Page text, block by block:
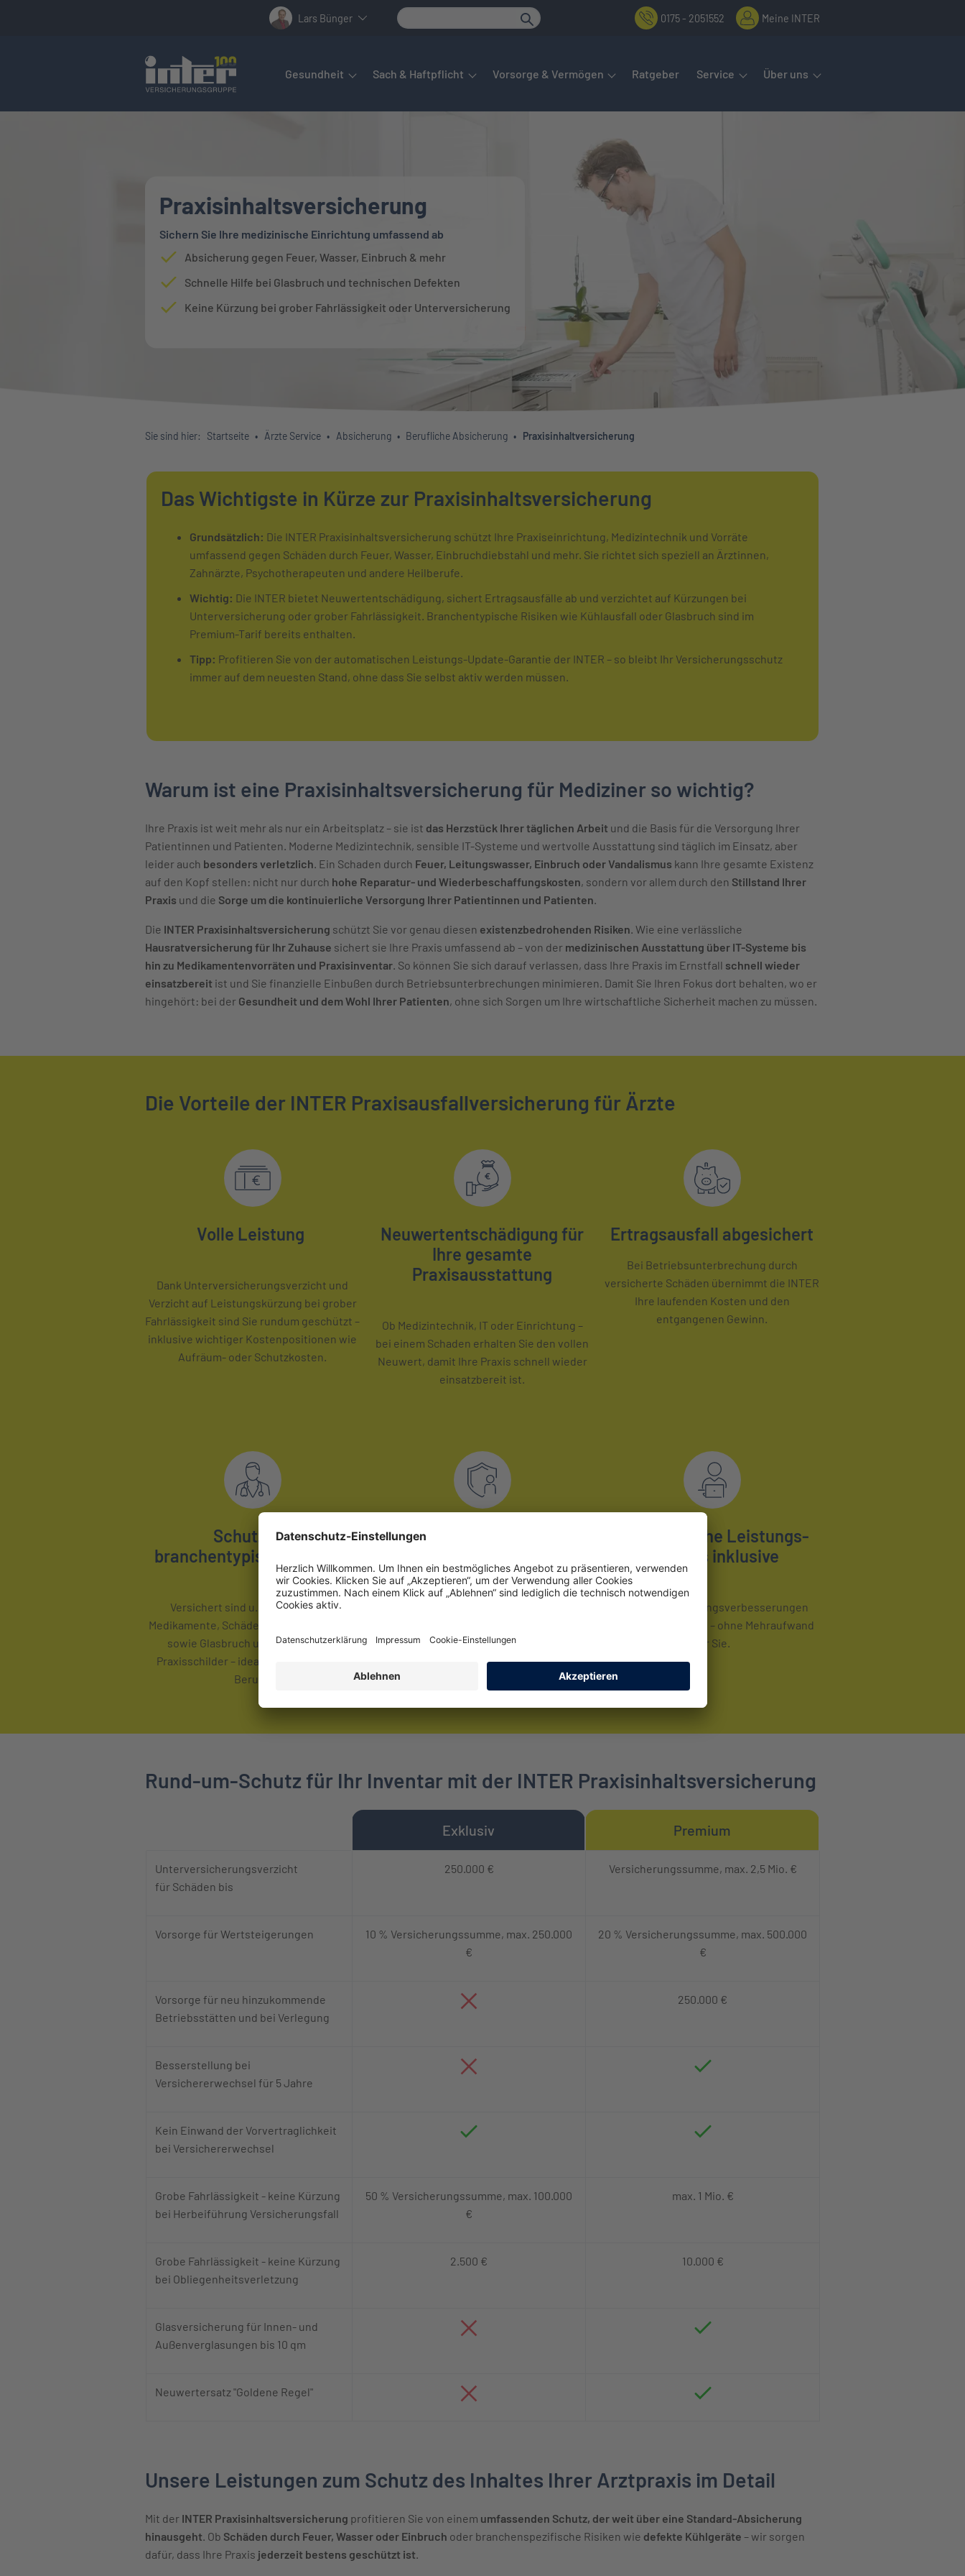
Lars Bünger 0175 - 2051552 Meine INTER
Hier befindet sich das Hauptmenü. Dieses lässt sich per Tab steuern. Untermenüs öffnet man mit der Leertaste oder Pfeil nach unten.
Gesundheit Sach & Haftpflicht Vorsorge & Vermögen Ratgeber Service Über uns
Praxisinhaltsversicherung
Sichern Sie Ihre medizinische Einrichtung umfassend ab
Absicherung gegen Feuer, Wasser, Einbruch & mehr
Schnelle Hilfe bei Glasbruch und technischen Defekten
Keine Kürzung bei grober Fahrlässigkeit oder Unterversicherung
Sie sind hier: Startseite Ärzte Service Absicherung Berufliche Absicherung Praxisinhaltversicherung
Das Wichtigste in Kürze zur Praxisinhaltsversicherung
Grundsätzlich: Die INTER Praxisinhaltsversicherung schützt Ihre Praxiseinrichtung, Medizintechnik und Vorräte
umfassend gegen Schäden durch Feuer, Wasser, Einbruchdiebstahl und mehr. Sie richtet sich speziell an Ärztinnen,
Zahnärzte, Psychotherapeuten und andere Heilberufe.
Wichtig: Die INTER bietet Neuwertentschädigung, sichert Ertragsausfälle ab und verzichtet auf Kürzungen bei
Unterversicherung oder grober Fahrlässigkeit. Branchentypische Risiken wie Kühlausfall oder Glasbruch sind im
Premium-Tarif bereits enthalten.
Tipp: Profitieren Sie von der automatischen Leistungs-Update-Garantie der INTER – so bleibt Ihr Versicherungsschutz
immer auf dem neuesten Stand, ohne dass Sie selbst aktiv werden müssen.
Warum ist eine Praxisinhaltsversicherung für Mediziner so wichtig?
Ihre Praxis ist weit mehr als nur ein Arbeitsplatz – sie ist das Herzstück Ihrer täglichen Arbeit und die Basis für die Versorgung Ihrer
Patientinnen und Patienten. Moderne Medizintechnik, sensible IT-Systeme und wertvolle Ausstattung sind täglich im Einsatz, aber
leider auch besonders verletzlich . Ein Schaden durch Feuer, Leitungswasser, Einbruch oder Vandalismus kann Ihre gesamte Existenz
auf den Kopf stellen: nicht nur durch hohe Reparatur- und Wiederbeschaffungskosten, sondern vor allem durch den Stillstand Ihrer
Praxis und die Sorge um die kontinuierliche Versorgung Ihrer Patientinnen und Patienten
Die INTER Praxisinhaltsversicherung schützt Sie vor genau diesen existenzbedrohenden Risiken . Wie eine verlässliche
Hausratversicherung für Ihr Zuhause sichert sie Ihre Praxis umfassend ab – von der medizinischen Ausstattung über IT-Systeme bis
hin zu Medikamentenvorräten und Praxisinventar . So können Sie sich darauf verlassen, dass Ihre Praxis im Ernstfall schnell wieder
einsatzbereit ist und Sie finanzielle Einbußen durch Betriebsunterbrechungen minimieren. Damit Sie Ihren Fokus dort behalten, wo er
hingehört: bei der Gesundheit und dem Wohl Ihrer Patienten, ohne sich Sorgen um Ihre wirtschaftliche Sicherheit machen zu müssen.
Die Vorteile der INTER Praxisausfallversicherung für Ärzte
Volle Leistung
Dank Unterversicherungsverzicht und
Verzicht auf Leistungskürzung bei grober
Fahrlässigkeit sind Sie rundum geschützt –
inklusive wichtiger Kostenpositionen wie
Aufräum- oder Schutzkosten.
Neuwertentschädigung für
Ihre gesamte
Praxisausstattung
Ob Medizintechnik, IT oder Einrichtung –
bei einem Schaden erhalten Sie den vollen
Neuwert, damit Ihre Praxis schnell wieder
einsatzbereit ist.
Ertragsausfall abgesichert
Bei Betriebsunterbrechung durch
versicherte Schäden übernimmt die INTER
Ihre laufenden Kosten und den
entgangenen Gewinn.
Schutz für
branchentypische Risiken
Versichert sind u. a. Arzttaschen,
Medikamente, Schäden durch Kühlausfall
sowie Glasbruch und beschädigte
Praxisschilder – ideal für medizinische
Berufe.
Speziell für Heilberufe
Ärztinnen, Zahnärzte & Co. zugeschnitten.
Automatische Leistungs-
Updates inklusive
Zukünftige Leistungsverbesserungen
gelten automatisch – ohne Mehraufwand
für Sie.
Rund-um-Schutz für Ihr Inventar mit der INTER Praxisinhaltsversicherung
1. Spalte mit Leistungsbeschreibungen
Exklusiv Premium
Unterversicherungsverzicht
für Schäden bis
250.000 € Versicherungssumme, max. 2,5 Mio. €
Vorsorge für Wertsteigerungen
10 % Versicherungssumme, max. 250.000
€
20 % Versicherungssumme, max. 500.000
€
Vorsorge für neu hinzukommende
Betriebsstätten und bei Verlegung
250.000 €
Besserstellung bei
Versichererwechsel für 5 Jahre
Kein Einwand der Vorvertraglichkeit
bei Versichererwechsel
Grobe Fahrlässigkeit - keine Kürzung
bei Herbeiführung Versicherungsfall
50 % Versicherungssumme, max. 100.000
€
max. 1 Mio. €
Grobe Fahrlässigkeit - keine Kürzung
bei Obliegenheitsverletzung
2.500 € 10.000 €
Glasversicherung für Innen- und
Außenverglasungen bis 10 qm
Neuwertersatz "Goldene Regel"
Unsere Leistungen zum Schutz des Inhaltes Ihrer Arztpraxis im Detail
Mit der INTER Praxisinhaltsversicherung profitieren Sie von einem umfassenden Schutz, der weit über eine Standard-Absicherung
hinausgeht . Ob Schäden durch Feuer, Wasser oder Einbruch oder branchenspezifische Risiken wie defekte Kühlgeräte – wir sorgen
dafür, dass Ihre Praxis jederzeit bestens geschützt ist